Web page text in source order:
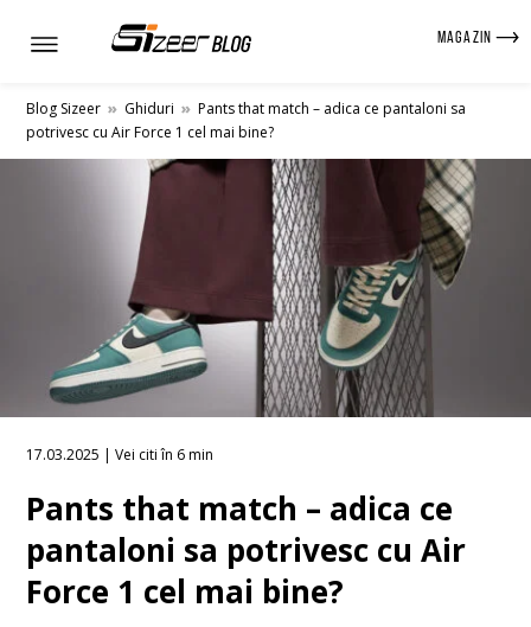
MAGAZIN
Blog Sizeer » Ghiduri » Pants that match – adica ce pantaloni sa
potrivesc cu Air Force 1 cel mai bine?
17.03.2025 | Vei citi în 6 min
Pants that match – adica ce
pantaloni sa potrivesc cu Air
Force 1 cel mai bine?